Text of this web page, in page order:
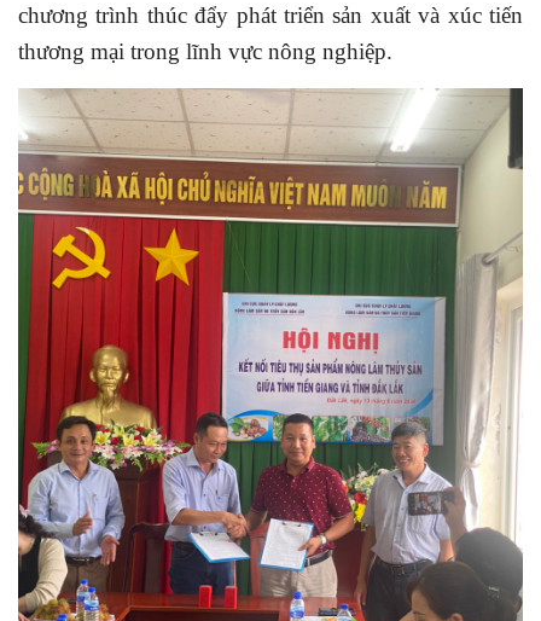
chương trình thúc đẩy phát triển sản xuất và xúc tiến
thương mại trong lĩnh vực nông nghiệp.